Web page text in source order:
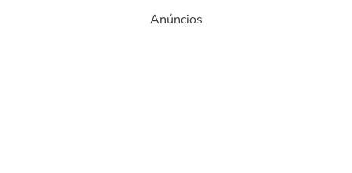
Anúncios